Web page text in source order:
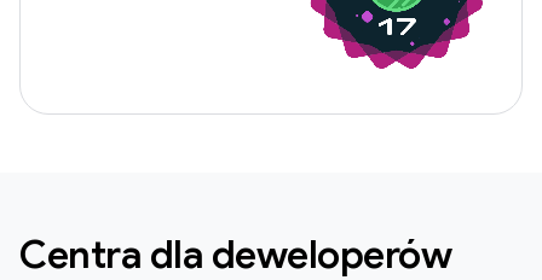
Centra dla deweloperów